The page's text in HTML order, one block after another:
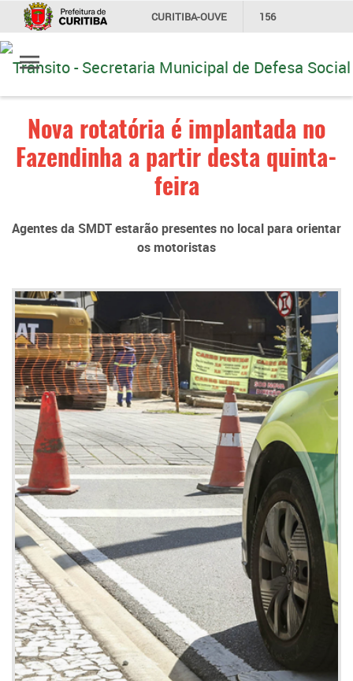
CURITIBA-OUVE 156
Ir
para
conteúdo
Nova rotatória é implantada no
Fazendinha a partir desta quinta-
feira
Agentes da SMDT estarão presentes no local para orientar
os motoristas